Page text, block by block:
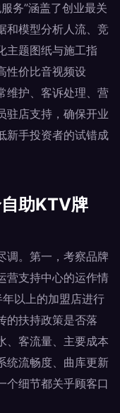
务”涵盖了创业最关
和模型分析人流、竞
主题图纸与施工指
性价比音视频设
维护、客诉处理、营
驻店支持，确保开业
新手投资者的试错成
助KTV牌
调。第一，考察品牌
营支持中心的运作情
以上的加盟店进行
的扶持政策是否落
、客流量、主要成本
统流畅度、曲库更新
个细节都关乎顾客口